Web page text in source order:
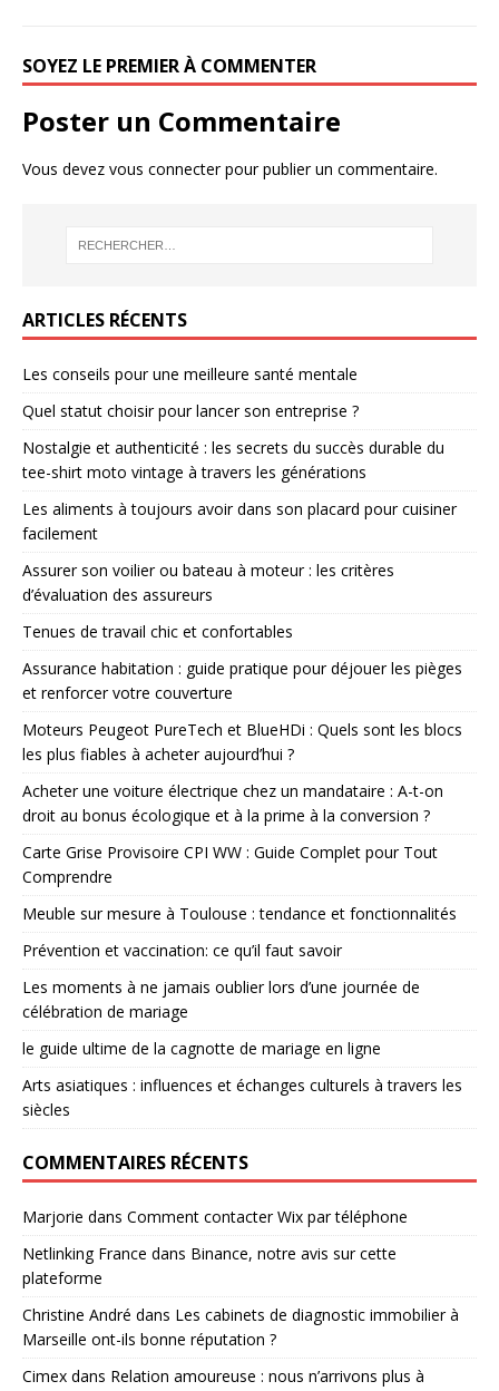
SOYEZ LE PREMIER À COMMENTER
Poster un Commentaire
Vous devez vous connecterpour publier un commentaire.
ARTICLES RÉCENTS
Les conseils pour une meilleure santé mentale
Quel statut choisir pour lancer son entreprise ?
Nostalgie et authenticité : les secrets du succès durable du
tee-shirt moto vintage à travers les générations
Les aliments à toujours avoir dans son placard pour cuisiner
facilement
Assurer son voilier ou bateau à moteur : les critères
d’évaluation des assureurs
Tenues de travail chic et confortables
Assurance habitation : guide pratique pour déjouer les pièges
et renforcer votre couverture
Moteurs Peugeot PureTech et BlueHDi : Quels sont les blocs
les plus fiables à acheter aujourd’hui ?
Acheter une voiture électrique chez un mandataire : A-t-on
droit au bonus écologique et à la prime à la conversion ?
Carte Grise Provisoire CPI WW : Guide Complet pour Tout
Comprendre
Meuble sur mesure à Toulouse : tendance et fonctionnalités
Prévention et vaccination: ce qu’il faut savoir
Les moments à ne jamais oublier lors d’une journée de
célébration de mariage
le guide ultime de la cagnotte de mariage en ligne
Arts asiatiques : influences et échanges culturels à travers les
siècles
COMMENTAIRES RÉCENTS
Marjorie dans Comment contacter Wix par téléphone
Netlinking France dans Binance, notre avis sur cette
plateforme
Christine André dans Les cabinets de diagnostic immobilier à
Marseille ont-ils bonne réputation ?
Cimex dans Relation amoureuse : nous n’arrivons plus à